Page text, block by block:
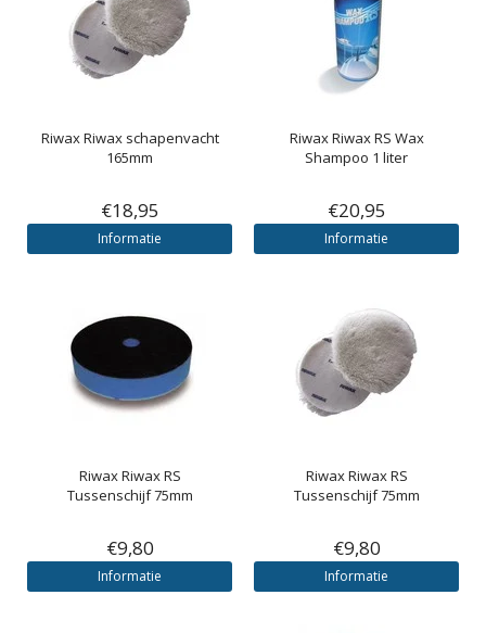
RiwaxRiwax schapenvacht
165mm
€18,95
Informatie
RiwaxRiwax RS Wax
Shampoo 1 liter
€20,95
Informatie
RiwaxRiwax RS
Tussenschijf 75mm
€9,80
Informatie
RiwaxRiwax RS
Tussenschijf 75mm
€9,80
Informatie